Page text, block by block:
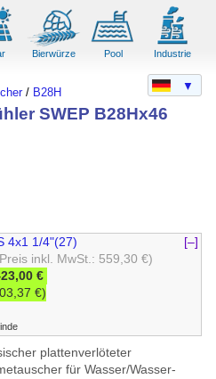
Bierwürze Pool Industrie
/ B28H
SWEP B28Hx46
4x1 1/4"(27)
[–]
inkl. MwSt.: 559,30 €)
€
€)
plattenverlöteter
für Wasser/Wasser-
▼